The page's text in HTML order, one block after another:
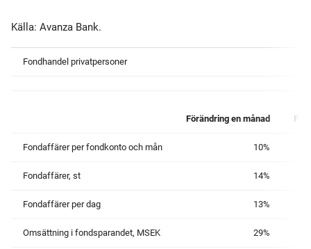
Källa: Avanza Bank.
Fondhandel privatpersoner
Förändring en månad
Fondaffärer per fondkonto och mån 10%
Fondaffärer, st 14%
Fondaffärer per dag 13%
Omsättning i fondsparandet, MSEK 29%